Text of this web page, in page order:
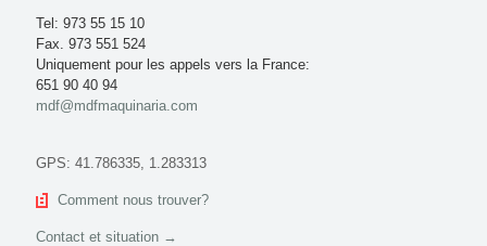
Tel: 973 55 15 10
Fax. 973 551 524
Uniquement pour les appels vers la France:
651 90 40 94
mdf@mdfmaquinaria.com
GPS: 41.786335, 1.283313
Comment nous trouver?
Contact et situation →